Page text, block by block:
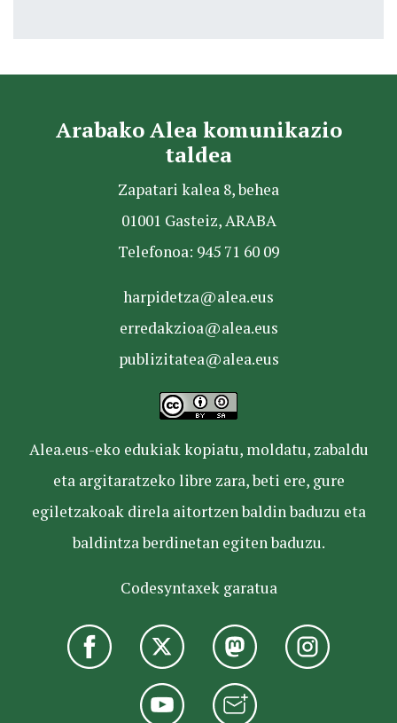
Arabako Alea komunikazio
taldea
Zapatari kalea 8, behea
01001 Gasteiz, ARABA
Telefonoa: 945 71 60 09
harpidetza@alea.eus
erredakzioa@alea.eus
publizitatea@alea.eus
Alea.eus-eko edukiak kopiatu, moldatu, zabaldu
eta argitaratzeko libre zara, beti ere, gure
egiletzakoak direla aitortzen baldin baduzu eta
baldintza berdinetan egiten baduzu.
Codesyntaxek garatua